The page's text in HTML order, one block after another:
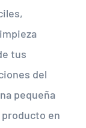
tus
del
pequeña
en